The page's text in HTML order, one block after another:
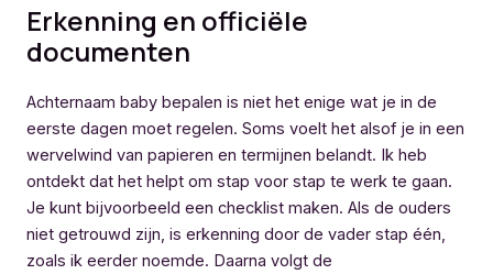
Erkenning en officiële
documenten
Achternaam baby bepalen is niet het enige wat je in de
eerste dagen moet regelen. Soms voelt het alsof je in een
wervelwind van papieren en termijnen belandt. Ik heb
ontdekt dat het helpt om stap voor stap te werk te gaan.
Je kunt bijvoorbeeld een checklist maken. Als de ouders
niet getrouwd zijn, is erkenning door de vader stap één,
zoals ik eerder noemde. Daarna volgt de